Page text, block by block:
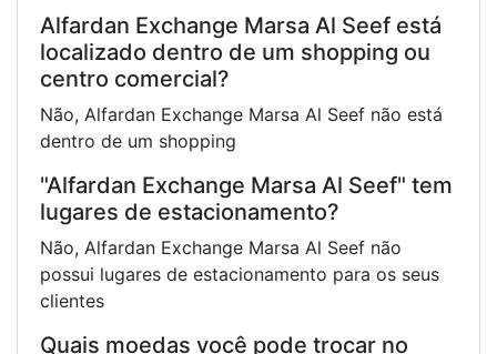
Alfardan Exchange Marsa Al Seef está
localizado dentro de um shopping ou
centro comercial?
Não, Alfardan Exchange Marsa Al Seef não está
dentro de um shopping
"Alfardan Exchange Marsa Al Seef" tem
lugares de estacionamento?
Não, Alfardan Exchange Marsa Al Seef não
possui lugares de estacionamento para os seus
clientes
Quais moedas você pode trocar no